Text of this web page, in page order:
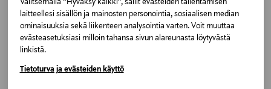
Valitsemalla “Hyväksy kaikki”, sallit evästeiden tallentamisen
laitteellesi sisällön ja mainosten personointia, sosiaalisen median
ominaisuuksia sekä liikenteen analysointia varten. Voit muuttaa
evästeasetuksiasi milloin tahansa sivun alareunasta löytyvästä
linkistä.
Tietoturva ja evästeiden käyttö
Valmistusmaa
Turkki
Valmistajan tuotenumero
ALE –40%